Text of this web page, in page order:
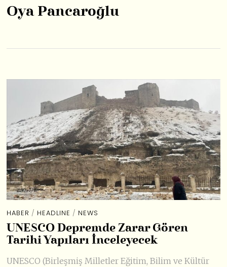
Oya Pancaroğlu
HABER / HEADLINE / NEWS
UNESCO Depremde Zarar Gören
Tarihi Yapıları İnceleyecek
UNESCO (Birleşmiş Milletler Eğitim, Bilim ve Kültür